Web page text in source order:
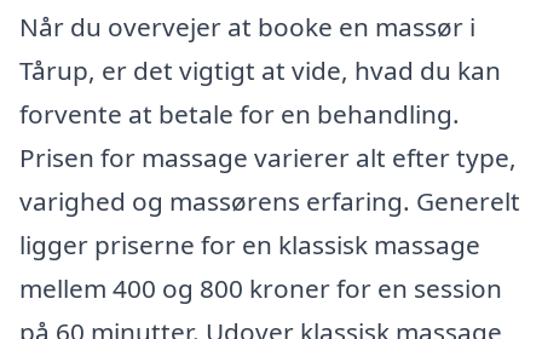
Når du overvejer at booke en massør i
Tårup, er det vigtigt at vide, hvad du kan
forvente at betale for en behandling.
Prisen for massage varierer alt efter type,
varighed og massørens erfaring. Generelt
ligger priserne for en klassisk massage
mellem 400 og 800 kroner for en session
på 60 minutter. Udover klassisk massage